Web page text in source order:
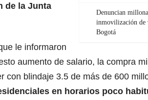
Denuncian
inmovilización de
Bogotá
de la Junta
le informaron
aumento de salario, la compra
con blindaje 3.5 de más de 600
en horarios poco